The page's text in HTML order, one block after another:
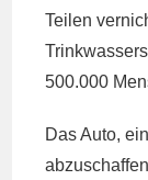
Teilen
500.000
Das Auto,